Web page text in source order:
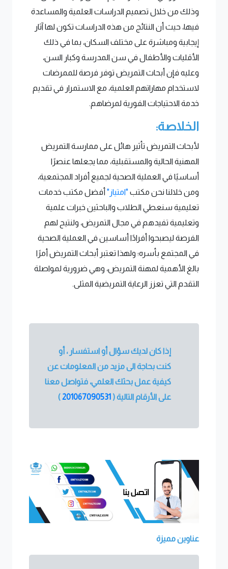
وذلك من خلال تصميم الدراسات العلمية والمساعدة
فيها، حيث أن النتائج من هذه الدراسات تكون لها آثار
إيجابية ومباشرة على مختلف السكان، بما في ذلك
الأقليات والأطفال في سن المدرسة وكبار السن،
وعليه فإن أبحاث التمريض توفر فرصة للممرضات
لاستخدام مهاراتهم العلمية، مع الاستمرار في تقديم
خدمة الاحتياجات الفورية لمرضاهم.
الخلاصة:
لأبحاث التمريض تأثير هائل على ممارسة التمريض
المهنية الحالية والمستقبلية، مما يجعلها عنصرًا
أساسيًا في العملية الصحية لجميع أفراد المجتمعية،
ومن خلالنا نحن مكتب "امتياز" أفضل مكتب خدمات
تعليمية سنعطي الطلاب والباحثين خبرات علمية
وتعليمية تفيدهم في مجال التمريض، ولنتيح لهم
الفرصة ليصبحوا أفرادًا أساسين في العملية الصحية
في المجتمع بأسره؛ ولهذا تعتبر أبحاث التمريض أمرًا
بالغ الأهمية لمهنة التمريض، وهي ضرورية لمواصلة
التقدم التي تعزز الرعاية التمريضية المثلى.
إذا كان لديك سؤال أو استفسار ، أو
كنت بحاجة الى مزيد من المعلومات عن
كيفية عمل بحثك العلمي، فتواصل معنا
على الأرقام التالية ( 201067090531
)
عناوين مميزة